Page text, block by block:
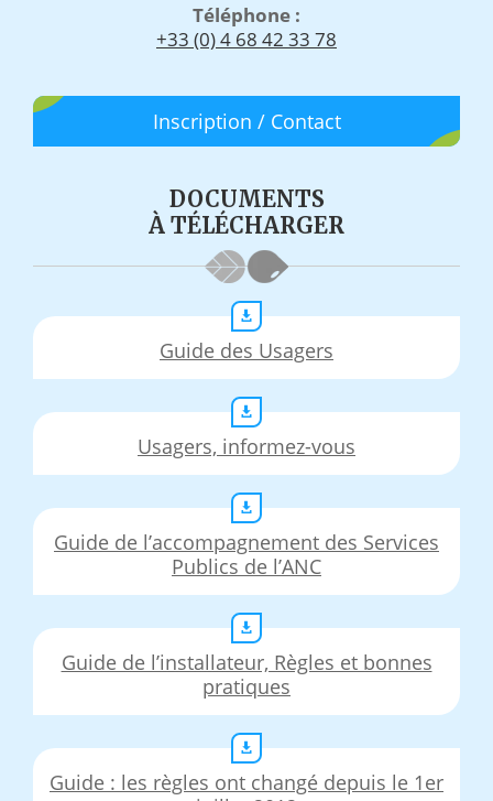
Téléphone :
+33 (0) 4 68 42 33 78
Inscription / Contact
DOCUMENTS
À TÉLÉCHARGER
Guide des Usagers
Usagers, informez-vous
Guide de l’accompagnement des Services
Publics de l’ANC
Guide de l’installateur, Règles et bonnes
pratiques
Guide : les règles ont changé depuis le 1er